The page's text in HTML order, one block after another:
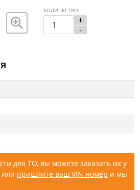
+
-
КОЛИЧЕСТВО:
для ТО, вы можете заказать их у
или пришлите ваш VIN номер и мы